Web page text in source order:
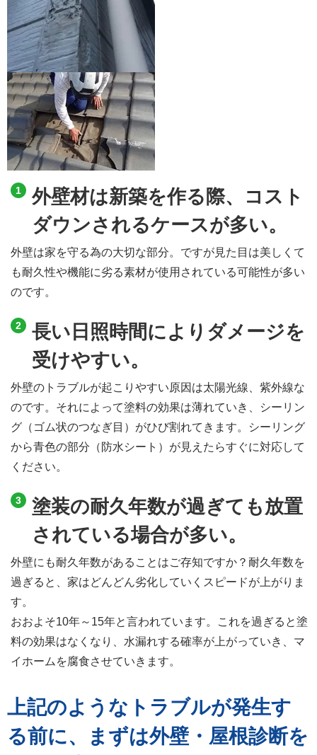
外壁材は新築を作る際、コスト
ダウンされるケースが多い。
外壁は家を守る為の大切な部分。ですが見た目は美しくて
も耐久性や機能に劣る素材が使用されている可能性が多い
のです。
長い日照時間によりダメージを
受けやすい。
外壁のトラブルが起こりやすい原因は太陽光線、紫外線な
のです。それによって塗料の効果は薄れていき、シーリン
グ（ゴム状のつなぎ目）がひび割れてきます。シーリング
から青色の部分（防水シート）が見えたらすぐに対応して
ください。
塗装の耐久年数が過ぎても放置
されている場合が多い。
外壁にも耐久年数があることはご存知ですか？耐久年数を
過ぎると、家はどんどん劣化していくスピードが上がりま
す。
おおよそ10年～15年と言われています。これを過ぎると塗
料の効果はなくなり、水漏れする確率が上がっていき、マ
イホームを腐食させていきます。
上記のようなトラブルが発生す
る前に、まずは外壁・屋根診断を